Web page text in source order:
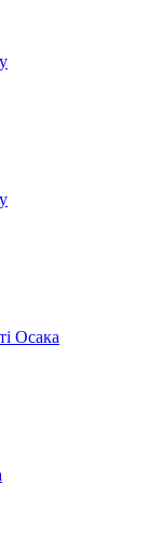
Осака